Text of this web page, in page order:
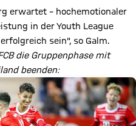
erwartet – hochemotionaler
in der Youth League
sein", so Galm.
die Gruppenphase mit
beenden: